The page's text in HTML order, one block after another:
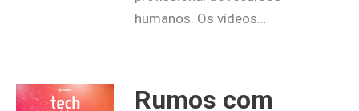
humanos. Os vídeos…
Rumos com